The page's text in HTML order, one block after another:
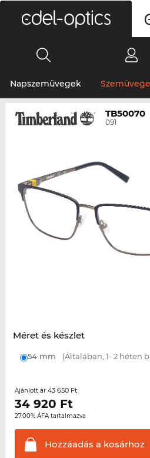
Napszemüvegek
TB50070
091
Méret és készlet
54 mm (Általában, 1- 2 héten
Ajánlott ár 43 650 Ft
34 920 Ft
27.00% ÁFA tartalmazva
Hozzáadás a kosárhoz